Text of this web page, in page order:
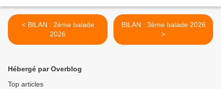
< BILAN : 2ème balade
2026
BILAN : 3ème balade 2026
>
Hébergé par Overblog
Top articles